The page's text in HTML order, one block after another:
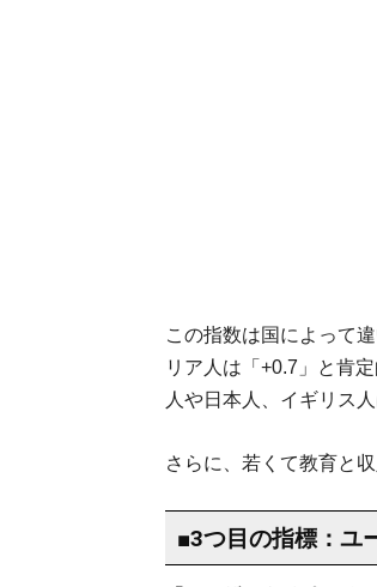
この指数は国によって違
リア人は「+0.7」と肯
人や日本人、イギリス
さらに、若くて教育と
■3つ目の指標：ユ